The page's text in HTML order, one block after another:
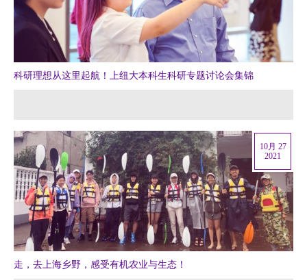
科研理想从这里起航！上纽大本科生科研专题讨论会集锦
走，去上海乡野，感受有机农业与生态！
10月 27
2021